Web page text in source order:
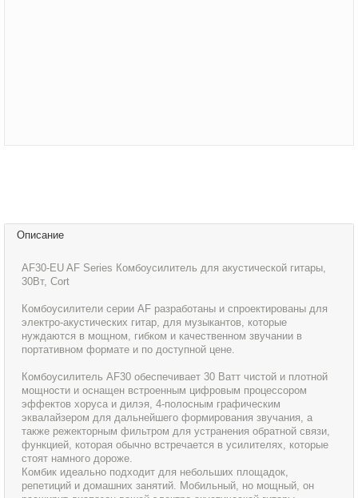
Описание
AF30-EU AF Series Комбоусилитель для акустической гитары,
30Вт, Cort
Комбоусилители серии AF разработаны и спроектированы для
электро-акустических гитар, для музыкантов, которые
нуждаются в мощном, гибком и качественном звучании в
портативном формате и по доступной цене.
Комбоусилитель AF30 обеспечивает 30 Ватт чистой и плотной
мощности и оснащен встроенным цифровым процессором
эффектов хоруса и дилэя, 4-полосным графическим
эквалайзером для дальнейшего формирования звучания, а
также режекторным фильтром для устранения обратной связи,
функцией, которая обычно встречается в усилителях, которые
стоят намного дороже.
Комбик идеально подходит для небольших площадок,
репетиций и домашних занятий. Мобильный, но мощный, он